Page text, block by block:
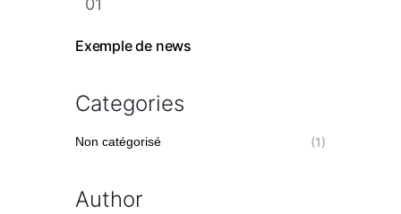
Exemple de news
Categories
Non catégorisé (1)
Author